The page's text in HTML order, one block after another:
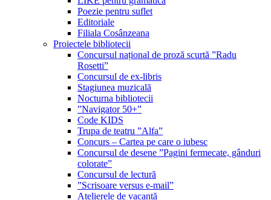
Poezie pentru suflet
Editoriale
Filiala Cosânzeana
Proiectele bibliotecii
Concursul național de proză scurtă ”Radu
Rosetti”
Concursul de ex-libris
Stagiunea muzicală
Nocturna bibliotecii
”Navigator 50+”
Code KIDS
Trupa de teatru ”Alfa”
Concurs – Cartea pe care o iubesc
Concursul de desene ”Pagini fermecate, gânduri
colorate”
Concursul de lectură
”Scrisoare versus e-mail”
Atelierele de vacanță